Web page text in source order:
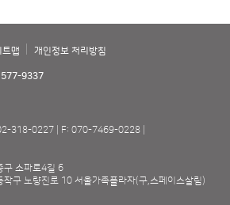
트맵 개인정보 처리방침
9337
318-0227
F: 070-7469-0228
구 소파로4길 6
구 노량진로 10 서울가족플라자(구,스페이스살림)